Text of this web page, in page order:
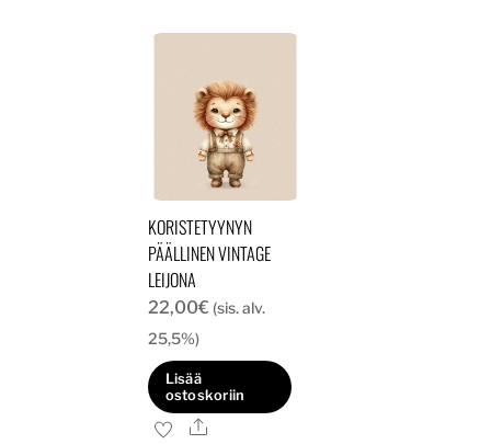
KORISTETYYNYN
PÄÄLLINEN VINTAGE
LEIJONA
22,00€ (sis. alv.
25,5%)
Lisää
ostoskoriin
Ale